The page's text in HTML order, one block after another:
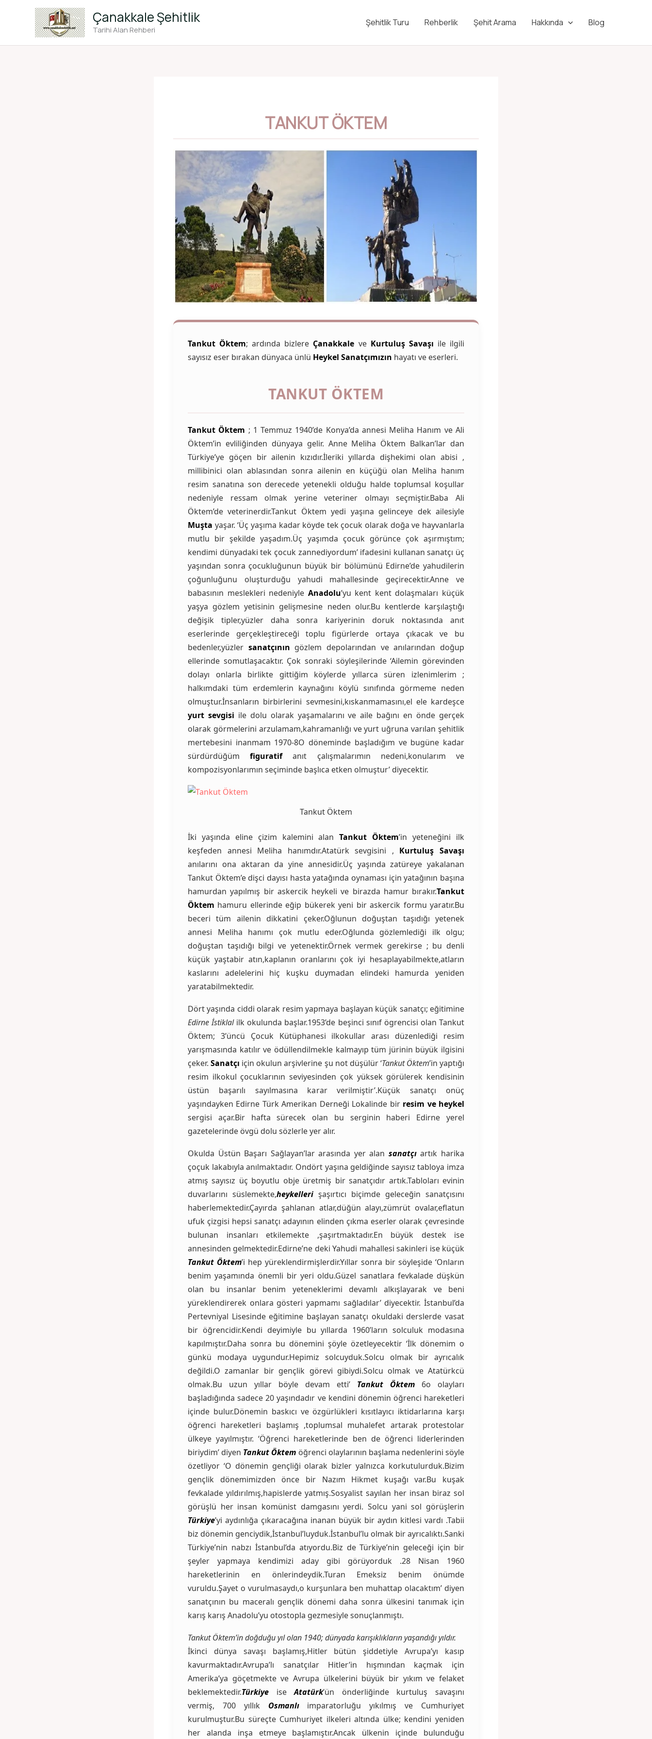
Çanakkale Şehitlik
Tarihi Alan Rehberi
Şehitlik Turu Rehberlik Şehit Arama Hakkında Blog
TANKUT ÖKTEM
Tankut Öktem; ardında bizlere Çanakkale ve Kurtuluş Savaşı ile ilgili
sayısız eser bırakan dünyaca ünlü Heykel Sanatçımızın hayatı ve eserleri.
TANKUT ÖKTEM
Tankut Öktem ; 1 Temmuz 1940’de Konya’da annesi Meliha Hanım ve Ali
Öktem’in evliliğinden dünyaya gelir. Anne Meliha Öktem Balkan’lar dan
Türkiye’ye göçen bir ailenin kızıdır.İleriki yıllarda dişhekimi olan abisi ,
millibinici olan ablasından sonra ailenin en küçüğü olan Meliha hanım
resim sanatına son derecede yetenekli olduğu halde toplumsal koşullar
nedeniyle ressam olmak yerine veteriner olmayı seçmiştir.Baba Ali
Öktem’de veterinerdir.Tankut Öktem yedi yaşına gelinceye dek ailesiyle
Muşta yaşar. ‘Üç yaşıma kadar köyde tek çocuk olarak doğa ve hayvanlarla
mutlu bir şekilde yaşadım.Üç yaşımda çocuk görünce çok aşırmıştım;
kendimi dünyadaki tek çocuk zannediyordum’ ifadesini kullanan sanatçı üç
yaşından sonra çocukluğunun büyük bir bölümünü Edirne’de yahudilerin
çoğunluğunu oluşturduğu yahudi mahallesinde geçirecektir.Anne ve
babasının meslekleri nedeniyle Anadolu’yu kent kent dolaşmaları küçük
yaşya gözlem yetisinin gelişmesine neden olur.Bu kentlerde karşılaştığı
değişik tipler,yüzler daha sonra kariyerinin doruk noktasında anıt
eserlerinde gerçekleştireceği toplu figürlerde ortaya çıkacak ve bu
bedenler,yüzler sanatçının gözlem depolarından ve anılarından doğup
ellerinde somutlaşacaktır. Çok sonraki söyleşilerinde ‘Ailemin görevinden
dolayı onlarla birlikte gittiğim köylerde yıllarca süren izlenimlerim ;
halkımdaki tüm erdemlerin kaynağını köylü sınıfında görmeme neden
olmuştur.İnsanların birbirlerini sevmesini,kıskanmamasını,el ele kardeşce
yurt sevgisi ile dolu olarak yaşamalarını ve aile bağını en önde gerçek
olarak görmelerini arzulamam,kahramanlığı ve yurt uğruna varılan şehitlik
mertebesini inanmam 1970-8O döneminde başladığım ve bugüne kadar
sürdürdüğümfiguratifanıt çalışmalarımın nedeni,konularım ve
kompozisyonlarımın seçiminde başlıca etken olmuştur’ diyecektir.
Tankut Öktem
İki yaşında eline çizim kalemini alanTankut Öktem’in yeteneğini ilk
keşfeden annesi Meliha hanımdır.Atatürk sevgisini , Kurtuluş Savaşı
anılarını ona aktaran da yine annesidir.Üç yaşında zatüreye yakalanan
Tankut Öktem’e dişci dayısı hasta yatağında oynaması için yatağının başına
hamurdan yapılmış bir askercik heykeli ve birazda hamur bırakır.Tankut
Öktem hamuru ellerinde eğip bükerek yeni bir askercik formu yaratır.Bu
beceri tüm ailenin dikkatini çeker.Oğlunun doğuştan taşıdığı yetenek
annesi Meliha hanımı çok mutlu eder.Oğlunda gözlemlediği ilk olgu;
doğuştan taşıdığı bilgi ve yetenektir.Örnek vermek gerekirse ; bu denli
küçük yaştabir atın,kaplanın oranlarını çok iyi hesaplayabilmekte,atların
kaslarını adelelerini hiç kuşku duymadan elindeki hamurda yeniden
yaratabilmektedir.
Dört yaşında ciddi olarak resim yapmaya başlayan küçük sanatçı; eğitimine
Edirne İstiklalilk okulunda başlar.1953’de beşinci sınıf ögrencisi olan Tankut
Öktem; 3’üncü Çocuk Kütüphanesi ilkokullar arası düzenlediği resim
yarışmasında katılır ve ödüllendilmekle kalmayıp tüm jürinin büyük ilgisini
çeker.Sanatçı için okulun arşivlerine şu not düşülür ‘Tankut Öktem’in yaptığı
resim ilkokul çocuklarının seviyesinden çok yüksek görülerek kendisinin
üstün başarılı sayılmasına karar verilmiştir’.Küçük sanatçı onüç
yaşındayken Edirne Türk Amerikan Derneği Lokalinde bir resim ve heykel
sergisi açar.Bir hafta sürecek olan bu serginin haberi Edirne yerel
gazetelerinde övgü dolu sözlerle yer alır.
Okulda Üstün Başarı Sağlayan’lar arasında yer alan sanatçı artık harika
çoçuk lakabıyla anılmaktadır. Ondört yaşına geldiğinde sayısız tabloya imza
atmış sayısız üç boyutlu obje üretmiş bir sanatçıdır artık.Tabloları evinin
duvarlarını süslemekte,heykelleri şaşırtıcı biçimde geleceğin sanatçısını
haberlemektedir.Çayırda şahlanan atlar,düğün alayı,zümrüt ovalar,eflatun
ufuk çizgisi hepsi sanatçı adayının elinden çıkma eserler olarak çevresinde
bulunan insanları etkilemekte ,şaşırtmaktadır.En büyük destek ise
annesinden gelmektedir.Edirne’ne deki Yahudi mahallesi sakinleri ise küçük
Tankut Öktem’i hep yüreklendirmişlerdir.Yıllar sonra bir söyleşide ‘Onların
benim yaşamında önemli bir yeri oldu.Güzel sanatlara fevkalade düşkün
olan bu insanlar benim yeteneklerimi devamlı alkışlayarak ve beni
yüreklendirerek onlara gösteri yapmamı sağladılar’ diyecektir. İstanbul’da
Pertevniyal Lisesinde eğitimine başlayan sanatçı okuldaki derslerde vasat
bir öğrencidir.Kendi deyimiyle bu yıllarda 1960’ların solculuk modasına
kapılmıştır.Daha sonra bu dönemini şöyle özetleyecektir ‘İlk dönemim o
günkü modaya uygundur.Hepimiz solcuyduk.Solcu olmak bir ayrıcalık
değildi.O zamanlar bir gençlik görevi gibiydi.Solcu olmak ve Atatürkcü
olmak.Bu uzun yıllar böyle devam etti’ Tankut Öktem 6o olayları
başladığında sadece 20 yaşındadır ve kendini dönemin öğrenci hareketleri
içinde bulur.Dönemin baskıcı ve özgürlükleri kısıtlayıcı iktidarlarına karşı
öğrenci hareketleri başlamış ,toplumsal muhalefet artarak protestolar
ülkeye yayılmıştır. ‘Öğrenci hareketlerinde ben de öğrenci liderlerinden
biriydim’ diyen Tankut Öktem öğrenci olaylarının başlama nedenlerini söyle
özetliyor ‘O dönemin gençliği olarak bizler yalnızca korkutulurduk.Bizim
gençlik dönemimizden önce bir Nazım Hikmet kuşağı var.Bu kuşak
fevkalade yıldırılmış,hapislerde yatmış.Sosyalist sayılan her insan biraz sol
görüşlü her insan komünist damgasını yerdi. Solcu yani sol görüşlerin
Türkiye’yi aydınlığa çıkaracağına inanan büyük bir aydın kitlesi vardı .Tabii
biz dönemin genciydik,İstanbul’luyduk.İstanbul’lu olmak bir ayrıcalıktı.Sanki
Türkiye’nin nabzı İstanbul’da atıyordu.Biz de Türkiye’nin geleceği için bir
şeyler yapmaya kendimizi aday gibi görüyorduk .28 Nisan 1960
hareketlerinin en önlerindeydik.Turan Emeksiz benim önümde
vuruldu.Şayet o vurulmasaydı,o kurşunlara ben muhattap olacaktım’ diyen
sanatçının bu maceralı gençlik dönemi daha sonra ülkesini tanımak için
karış karış Anadolu’yu otostopla gezmesiyle sonuçlanmıştı.
Tankut Öktem’in doğduğu yıl olan 1940; dünyada karışıklıkların yaşandığı yıldır.
İkinci dünya savaşı başlamış,Hitler bütün şiddetiyle Avrupa’yı kasıp
kavurmaktadır.Avrupa’lı sanatçılar Hitler’in hışmından kaçmak için
Amerika’ya göçetmekte ve Avrupa ülkelerini büyük bir yıkım ve felaket
beklemektedir.Türkiye iseAtatürk’ün önderliğinde kurtuluş savaşını
vermiş, 700 yıllık Osmanlı
imparatorluğu yıkılmış ve Cumhuriyet
kurulmuştur.Bu süreçte Cumhuriyet ilkeleri altında ülke; kendini yeniden
her alanda inşa etmeye başlamıştır.Ancak ülkenin içinde bulunduğu